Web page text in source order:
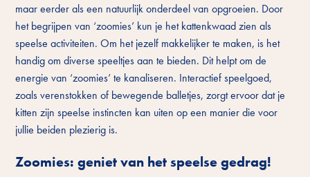
maar eerder als een natuurlijk onderdeel van opgroeien. Door
het begrijpen van ‘zoomies’ kun je het kattenkwaad zien als
speelse activiteiten. Om het jezelf makkelijker te maken, is het
handig om diverse speeltjes aan te bieden. Dit helpt om de
energie van ‘zoomies’ te kanaliseren. Interactief speelgoed,
zoals verenstokken of bewegende balletjes, zorgt ervoor dat je
kitten zijn speelse instincten kan uiten op een manier die voor
jullie beiden plezierig is.
Zoomies: geniet van het speelse gedrag!